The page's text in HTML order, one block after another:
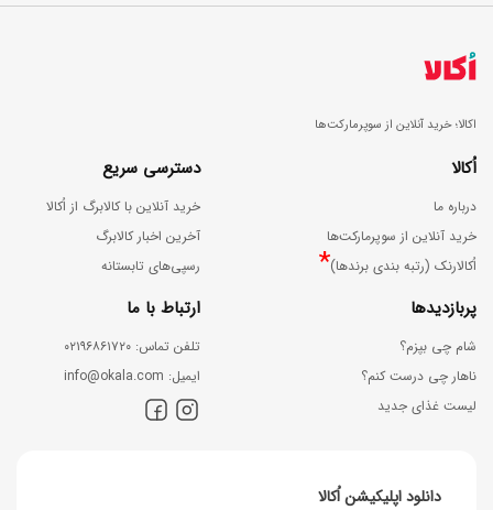
اکالا؛ خرید آنلاین از سوپرمارکت‌ها
اُکالا
درباره ما
خرید آنلاین از سوپرمارکت‌ها
اُکالارنک (رتبه بندی برندها)*
دسترسی سریع
خرید آنلاین با کالابرگ از اُکالا
آخرین اخبار کالابرگ
رسپی‌های تابستانه
پربازدیدها
شام چی بپزم؟
ناهار چی درست کنم؟
لیست غذای جدید
ارتباط با ما
ﺗﻠﻔﻦ ﺗﻤﺎس: ۰۲۱۹۶۸۶۱۷۲۰
اﯾﻤﯿﻞ: info@okala.com
دانلود اپلیکیشن اُکالا